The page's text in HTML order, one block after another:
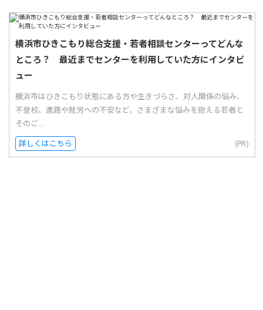
横浜市ひきこもり総合支援・若者相談センターってどんな
ところ？ 最近までセンターを利用していた方にインタビ
ュー
横浜市はひきこもり状態にある方や生きづらさ、対人関係の悩み、
不登校、進路や就労への不安など、さまざまな悩みを抱える若者と
そのご...
詳しくはこちら (PR)